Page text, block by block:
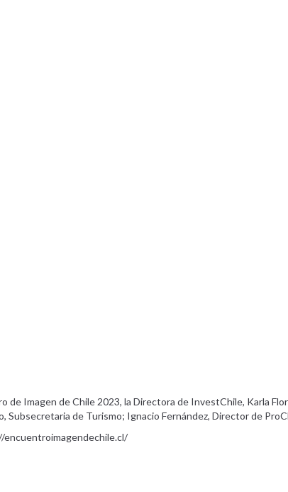
de Imagen de Chile 2023, la Directora de InvestChile, Karla
Subsecretaria de Turismo; Ignacio Fernández, Director de